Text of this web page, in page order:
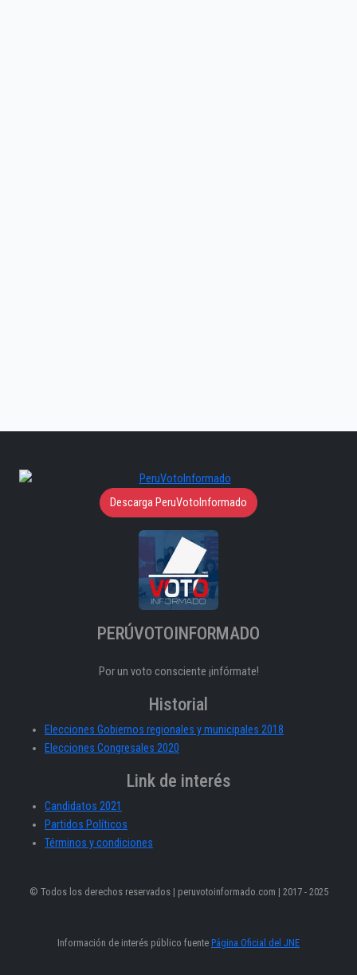
Descarga PeruVotoInformado
PERÚVOTOINFORMADO
Por un voto consciente ¡infórmate!
Historial
Elecciones Gobiernos regionales y municipales 2018
Elecciones Congresales 2020
Link de interés
Candidatos 2021
Partidos Políticos
Términos y condiciones
© Todos los derechos reservados | peruvotoinformado.com | 2017 - 2025
Información de interés público fuente Página Oficial del JNE